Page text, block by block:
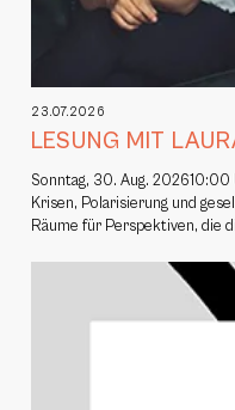
23.07.2026
LESUNG MIT
Sonntag, 30. Aug. 202610:00
Krisen, Polarisierung und
Räume für Perspektiven, die